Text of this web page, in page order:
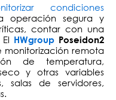
condiciones
operación segura y
contar con una
HWgroup Poseidon2
monitorización remota
de temperatura,
y otras variables
de servidores,